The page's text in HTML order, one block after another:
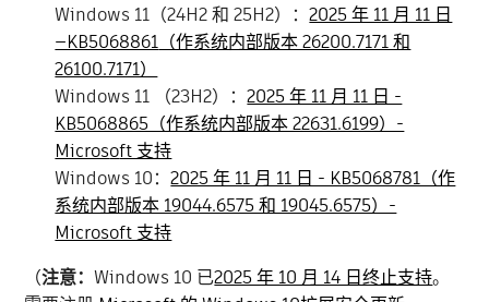
Windows 11（24H2 和 25H2）：2025 年 11 月 11 日
—KB5068861 （作系统内部版本 26200.7171 和
26100.7171）
Windows 11 （23H2）：2025 年 11 月 11 日 -
KB5068865（作系统内部版本 22631.6199）-
Microsoft 支持
Windows 10：2025 年 11 月 11 日 - KB5068781（作
系统内部版本 19044.6575 和 19045.6575）-
Microsoft 支持
（注意：Windows 10 已2025 年 10 月 14 日终止支持。